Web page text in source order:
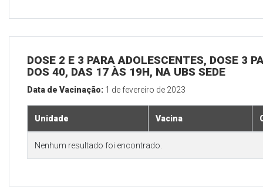
DOSE 2 E 3 PARA ADOLESCENTES, DOSE 3
DOS 40, DAS 17 ÀS 19H, NA UBS SEDE
Data de Vacinação: 1 de fevereiro de 2023
Unidade Vacina
Nenhum resultado foi encontrado.